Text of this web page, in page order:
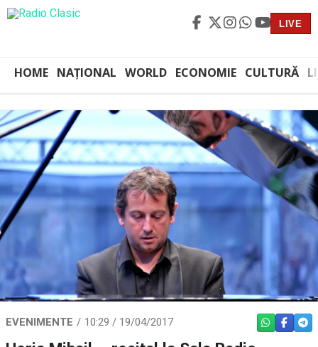
LIVE
HOME NAȚIONAL WORLD ECONOMIE CULTURĂ
EVENIMENTE 10:29 / 19/04/2017 WHATSAPP